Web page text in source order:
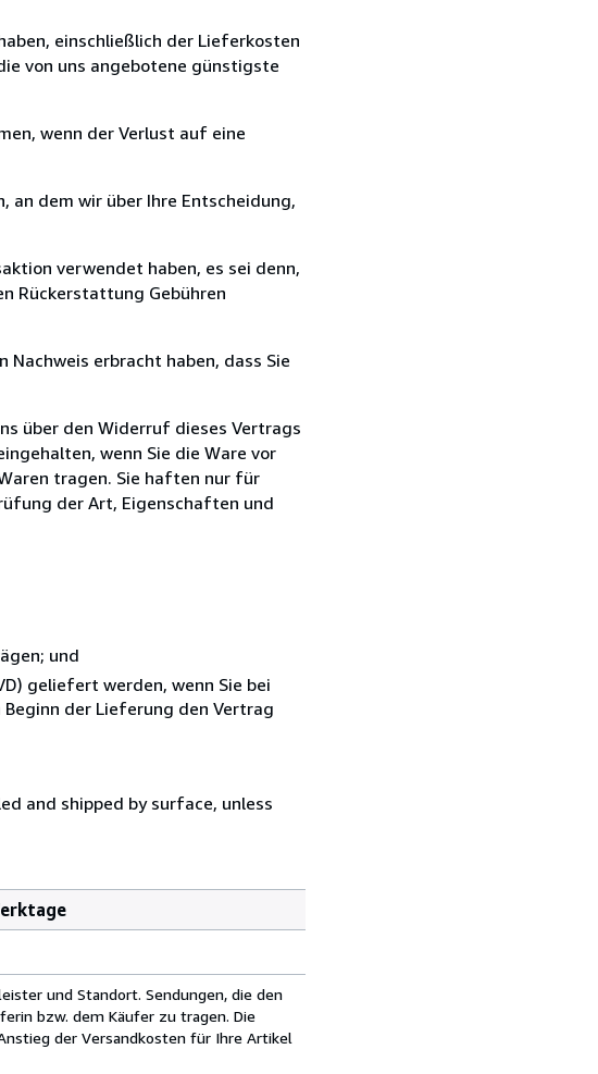
einschließlich der Lieferkosten
von uns angebotene günstigste
wenn der Verlust auf eine
an dem wir über Ihre Entscheidung,
verwendet haben, es sei denn,
Rückerstattung Gebühren
Nachweis erbracht haben, dass Sie
über den Widerruf dieses Vertrags
wenn Sie die Ware vor
tragen. Sie haften nur für
der Art, Eigenschaften und
und
geliefert werden, wenn Sie bei
der Lieferung den Vertrag
and shipped by surface, unless
und Standort. Sendungen, die den
bzw. dem Käufer zu tragen. Die
der Versandkosten für Ihre Artikel